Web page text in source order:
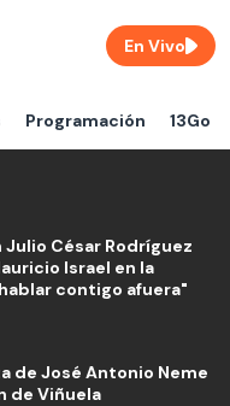
Programación 13Go
En Vivo
César Rodríguez
Israel en la
contigo afuera"
de José Antonio Neme
de Viñuela